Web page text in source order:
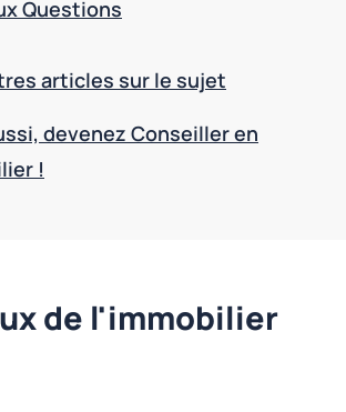
Questions
articles sur le sujet
devenez Conseiller en
!
de l'immobilier